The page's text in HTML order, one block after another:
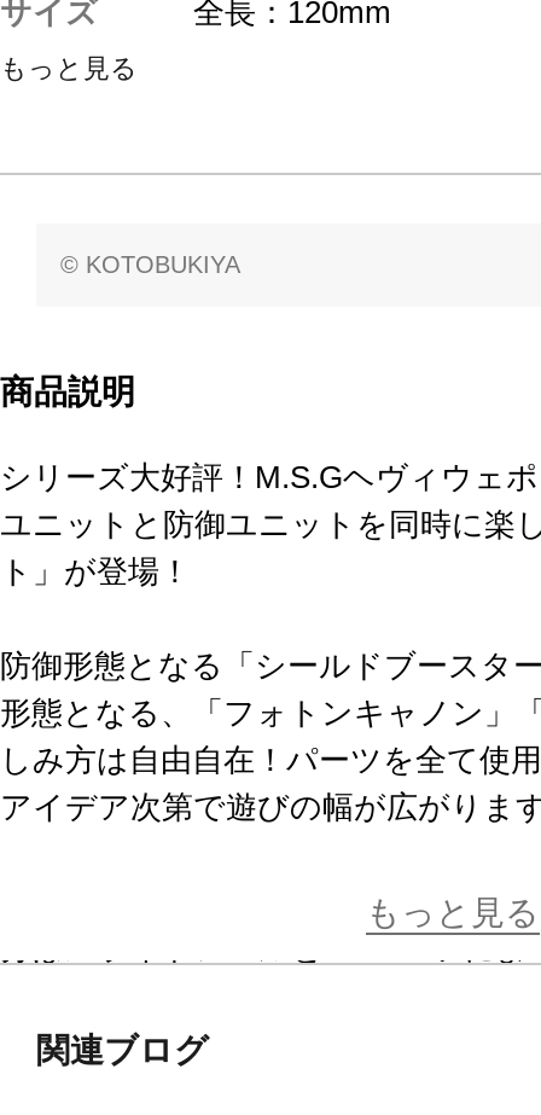
サイズ 全長：120mm
もっと見る
© KOTOBUKIYA
商品説明
シリーズ大好評！M.S.Gヘヴィウェ
ユニットと防御ユニットを同時に楽
ト」が登場！
防御形態となる「シールドブースタ
形態となる、「フォトンキャノン」
しみ方は自由自在！パーツを全て使
アイデア次第で遊びの幅が広がりま
ウェポンユニットなどを自由にマウ
もっと見る
関連ブログ